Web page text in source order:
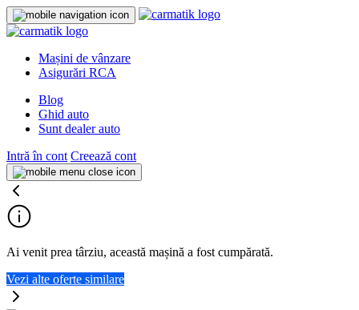
Mașini de vânzare
Asigurări RCA
Blog
Ghid auto
Sunt dealer auto
Intră în cont Creează cont
Ai venit prea târziu, această mașină a fost cumpărată.
Vezi alte oferte similare